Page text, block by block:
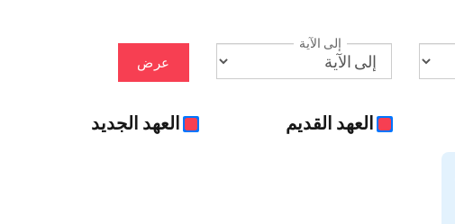
إلى الآية
عرض
العهد القديم العهد الجديد